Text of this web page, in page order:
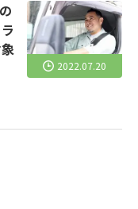
2022.07.20